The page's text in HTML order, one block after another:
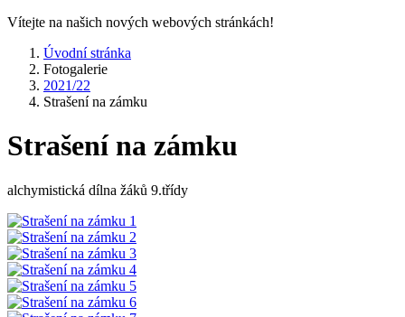
Vítejte na našich nových webových stránkách!
Úvodní stránka
Fotogalerie
2021/22
Strašení na zámku
Strašení na zámku
alchymistická dílna žáků 9.třídy